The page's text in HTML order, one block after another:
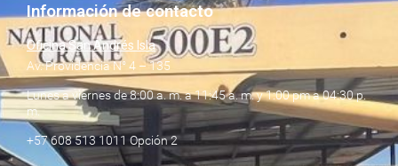
Información de contacto
Oficina San Andrés Isla
Av. Providencia N° 4 – 135
Lunes a viernes de 8:00 a. m. a 11:45 a. m. y 1:00 pm a 04:30 p.
m.
+57 608 513 1011 Opción 2